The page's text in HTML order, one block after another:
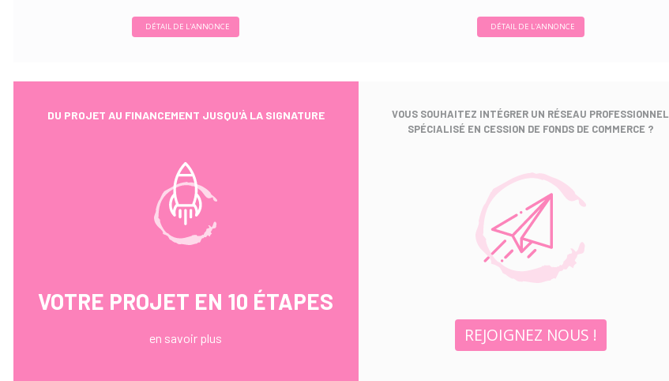
DÉTAIL DE L'ANNONCE DÉTAIL DE L'ANNONCE
DU PROJET AU FINANCEMENT JUSQU'À LA SIGNATURE
VOTRE PROJET EN 10 ÉTAPES
en savoir plus
VOUS SOUHAITEZ INTÉGRER UN RÉSEAU PROFESSIONNEL
SPÉCIALISÉ EN CESSION DE FONDS DE COMMERCE ?
REJOIGNEZ NOUS !